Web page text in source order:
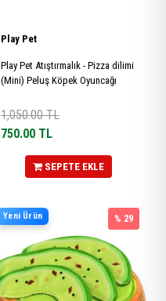
Play Pet
Play Pet Atıştırmalık - Pizza dilimi
(Mini) Peluş Köpek Oyuncağı
1,050.00TL
750.00 TL
SEPETE EKLE
Yeni Ürün % 29